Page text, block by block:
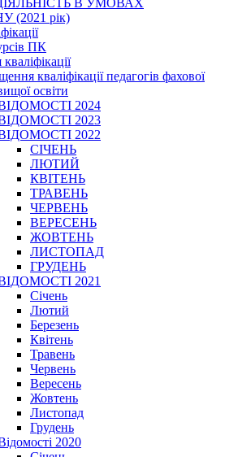
В УМОВАХ
(2021 рік)
ПК
кваліфікації педагогів фахової
освіти
2024
2023
2022
СІЧЕНЬ
ЛЮТИЙ
КВІТЕНЬ
ТРАВЕНЬ
ЧЕРВЕНЬ
ВЕРЕСЕНЬ
ЖОВТЕНЬ
ЛИСТОПАД
ГРУДЕНЬ
2021
Січень
Лютий
Березень
Квітень
Травень
Червень
Вересень
Жовтень
Листопад
Грудень
2020